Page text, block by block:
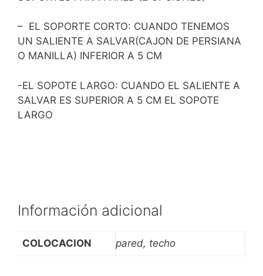
– EL SOPORTE CORTO: CUANDO TENEMOS
UN SALIENTE A SALVAR(CAJON DE PERSIANA
O MANILLA) INFERIOR A 5 CM
-EL SOPOTE LARGO: CUANDO EL SALIENTE A
SALVAR ES SUPERIOR A 5 CM EL SOPOTE
LARGO
Información adicional
COLOCACION pared, techo